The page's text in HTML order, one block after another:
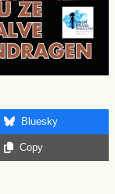
Bluesky
Copy